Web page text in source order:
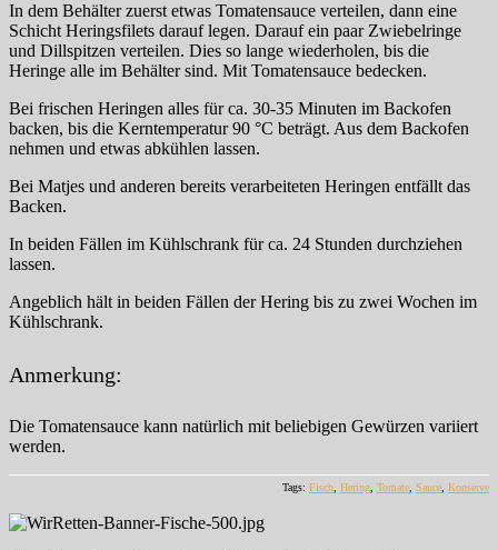
In dem Behälter zuerst etwas Tomatensauce verteilen, dann eine
Schicht Heringsfilets darauf legen. Darauf ein paar Zwiebelringe
und Dillspitzen verteilen. Dies so lange wiederholen, bis die
Heringe alle im Behälter sind. Mit Tomatensauce bedecken.
Bei frischen Heringen alles für ca. 30-35 Minuten im Backofen
backen, bis die Kerntemperatur 90 °C beträgt. Aus dem Backofen
nehmen und etwas abkühlen lassen.
Bei Matjes und anderen bereits verarbeiteten Heringen entfällt das
Backen.
In beiden Fällen im Kühlschrank für ca. 24 Stunden durchziehen
lassen.
Angeblich hält in beiden Fällen der Hering bis zu zwei Wochen im
Kühlschrank.
Anmerkung:
Die Tomatensauce kann natürlich mit beliebigen Gewürzen variiert
werden.
Tags: Fisch, Hering, Tomate, Sauce, Konserve